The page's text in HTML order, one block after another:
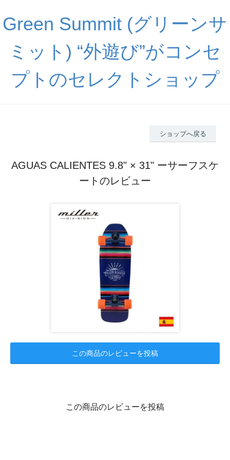
Green Summit (グリーンサ
ミット) “外遊び”がコンセ
プトのセレクトショップ
ショップへ戻る
AGUAS CALIENTES 9.8" × 31" ーサーフスケ
ートのレビュー
この商品のレビューを投稿
この商品のレビューを投稿